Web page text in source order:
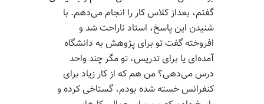
گفتم، بعداز کلاس کار را انجام می‌دهم. با
شنیدن این پاسخ، استاد ناراحت شد و
افروخته گفت تو برای پژوهش به دانشگاه
آمده‌ای یا برای تدریس، تو مگر چند واحد
درس می‌دهی؟ من هم که از کار زیاد برای
کنفرانس خسته شده بودم، گستاخی کرده و